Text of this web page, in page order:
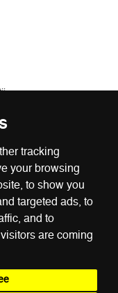
tracking
your browsing
to show you
targeted ads, to
and to
are coming